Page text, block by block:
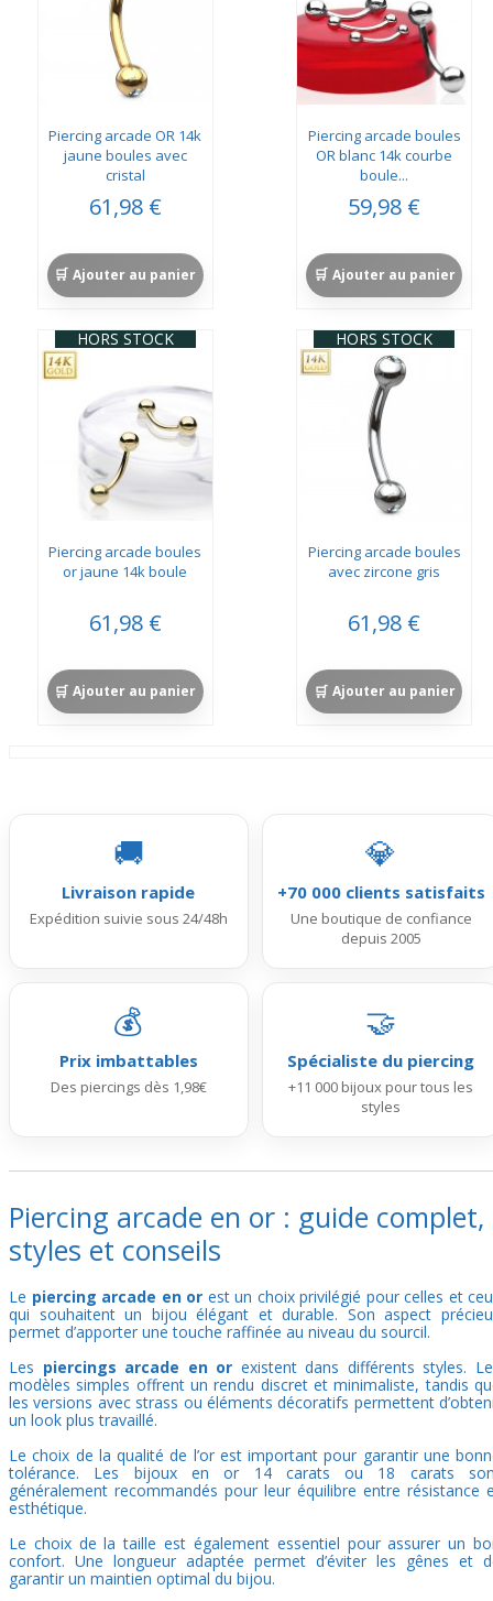
Piercing arcade OR 14k
jaune boules avec
cristal
61,98 €
Ajouter au panier
Piercing arcade boules
OR blanc 14k courbe
boule...
59,98 €
Ajouter au panier
HORS STOCK
Piercing arcade boules
or jaune 14k boule
61,98 €
Ajouter au panier
HORS STOCK
Piercing arcade boules
avec zircone gris
61,98 €
Ajouter au panier
🚚
Livraison rapide
Expédition suivie sous 24/48h
💎
+70 000 clients satisfaits
Une boutique de confiance
depuis 2005
💰
Prix imbattables
Des piercings dès 1,98€
🤝
Spécialiste du piercing
+11 000 bijoux pour tous les
styles
Piercing arcade en or : guide complet,
styles et conseils
Le piercing arcade en or est un choix privilégié pour celles et
qui souhaitent un bijou élégant et durable. Son aspect
permet d’apporter une touche raffinée au niveau du sourcil.
Les piercings arcade en or existent dans différents styles.
modèles simples offrent un rendu discret et minimaliste, tandis
les versions avec strass ou éléments décoratifs permettent
un look plus travaillé.
Le choix de la qualité de l’or est important pour garantir une
tolérance. Les bijoux en or 14 carats ou 18 carats
généralement recommandés pour leur équilibre entre résistance
esthétique.
Le choix de la taille est également essentiel pour assurer un
confort. Une longueur adaptée permet d’éviter les gênes et
garantir un maintien optimal du bijou.